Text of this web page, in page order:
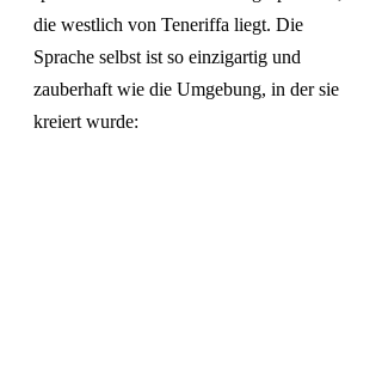
die westlich von Teneriffa liegt. Die
Sprache selbst ist so einzigartig und
zauberhaft wie die Umgebung, in der sie
kreiert wurde: